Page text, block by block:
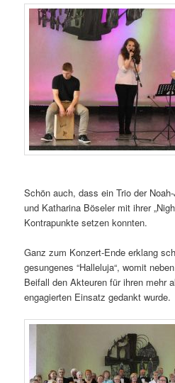
Schön auch, dass ein Trio der
und Katharina Böseler mit ihrer
Kontrapunkte setzen konnten.
Ganz zum Konzert-Ende erklang
gesungenes “Halleluja“, womit
Beifall den Akteuren für ihren mehr
engagierten Einsatz gedankt wurde.